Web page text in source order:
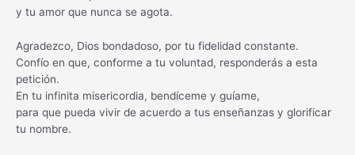
y tu amor que nunca se agota.
Agradezco, Dios bondadoso, por tu fidelidad constante.
Confío en que, conforme a tu voluntad, responderás a esta
petición.
En tu infinita misericordia, bendíceme y guíame,
para que pueda vivir de acuerdo a tus enseñanzas y glorificar
tu nombre.